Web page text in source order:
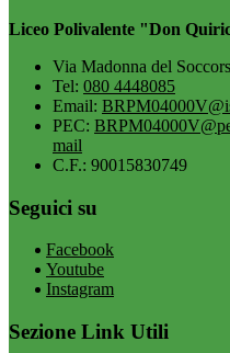
Liceo Polivalente "Don
Via Madonna del
Tel: 080 4448085
Email:
PEC:
mail
C.F.: 90015830749
Seguici su
Facebook
Youtube
Instagram
Sezione Link Utili